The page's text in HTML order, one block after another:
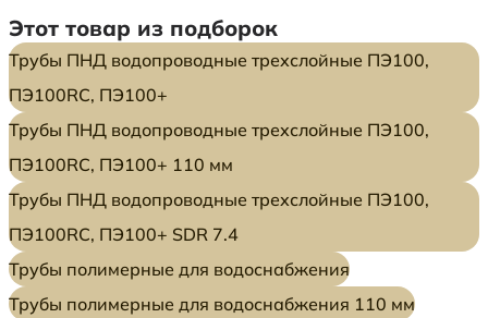
Этот товар из подборок
Трубы ПНД водопроводные трехслойные ПЭ100,
ПЭ100RC, ПЭ100+
Трубы ПНД водопроводные трехслойные ПЭ100,
ПЭ100RC, ПЭ100+ 110 мм
Трубы ПНД водопроводные трехслойные ПЭ100,
ПЭ100RC, ПЭ100+ SDR 7.4
Трубы полимерные для водоснабжения
Трубы полимерные для водоснабжения 110 мм